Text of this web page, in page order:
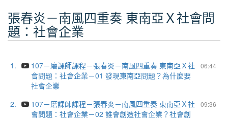
張春炎－南風四重奏 東南亞Ｘ社會問
題：社會企業
1. 06:44
107－磨課師課程－張春炎－南風四重奏 東南亞Ｘ社
會問題：社會企業－01 發現東南亞問題？為什麼要
社會企業
2.
09:36
107－磨課師課程－張春炎－南風四重奏 東南亞Ｘ社
會問題：社會企業－02 誰會創造社會企業？社會創